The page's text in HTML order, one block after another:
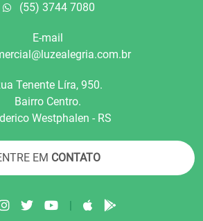
(55) 3744 7080
E-mail
Tenente Líra, 950.
Bairro Centro.
Westphalen - RS
EM CONTATO
|